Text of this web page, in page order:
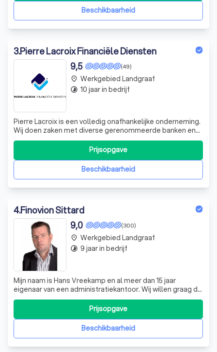
huis of uw gezin,
Beschikbaarheid
3.Pierre Lacroix Financiële Diensten
(49)
9,5
Pierre Lacroix is een volledig onafhankelijke onderneming.
Wij doen zaken met diverse gerenommeerde banken en
verzekeraars. Hierdoor voorzien wij u van een uitstekend
advies. Onze werkwijze kenmerkt zich door een open en
heldere communicatie. Persoonlijk contact staat bij ons
hoog in het vaandel. UBeschikbaarheid
Prijsopgave
place Werkgebied Landgraaf
timelapse 10 jaar in bedrijf
4.Finovion Sittard
(300)
9,0
Mijn naam is Hans Vreekamp en al meer dan 15 jaar
eigenaar van een administratiekantoor. Wij willen graag de
rechterhand van de ondernemer zijn en hem assisteren en
faciliteren om het beste uit zijn onderneming te halen. Om
het maximale er uit te halen is voor mij een click tussen
partijen onmisba
Beschikbaarheid
Prijsopgave
place Werkgebied Landgraaf
timelapse 9 jaar in bedrijf